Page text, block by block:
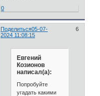
0
Поделиться 6
05-07-
2024 11:08:15
Евгений
Козионов
написал(а):
Попробуйте
угадать какими